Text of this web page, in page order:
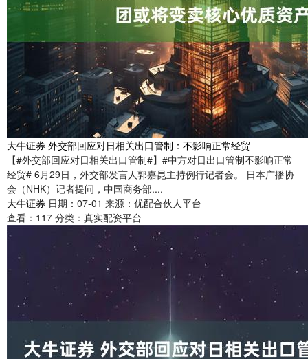
大牛证券 外交部回应对日相关出口管制：不影响正常经贸
【#外交部回应对日相关出口管制#】#中方对日出口管制不影响正常
经贸# 6月29日，外交部发言人郭嘉昆主持例行记者会。 日本广播协
会（NHK）记者提问，中国商务部....
大牛证券 日期：07-01 来源：优配合伙人平台
查看： 117 分类： 真实配资平台